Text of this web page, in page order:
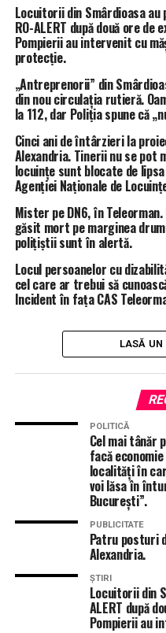
Pentru gestionarea
locului s-au deplasat rapid
modul de descarcerare și
Detașamentului de
medicale SAJ Teleorman.
Din păcate, la sosirea
victime decedate, cu
dintre care una
vorba de doi tineri, de 22
După extragerea
continuat misiunea
autoritățile competente au
cercetări”.
IPJ Teleorman:
„La data de 29 iulie a.c.,
cadrul Poliției orașului
apel la 112, despre faptul
Năsturelu, s-a produs un
autoturism, ar fi intrat în
fiind proiectat într-un
energie electrică.
În urma accidentului, a
auto și al pasagerului
Polițiștii continuă
împrejurărilor în care s-a
Locuitorii din Smârdioasa
RO-ALERT după două ore de
Pompierii au intervenit cu
protecție.
„Antreprenorii” din
din nou circulația rutieră.
la 112, dar Poliția spune că
Cinci ani de întârzieri la
Alexandria. Tinerii nu se pot
locuințe sunt blocate de
Agenției Naționale de
Mister pe DN6, în
găsit mort pe marginea
polițiștii sunt în alertă.
Locul persoanelor cu
cel care ar trebui să
Incident în fața CAS
LASĂ UN
POLITICĂ
Cel mai tânăr
facă
localități în
voi lăsa în
București”.
PUBLICITATE
Patru posturi
Alexandria.
ȘTIRI
Locuitorii din
ALERT după
Pompierii au